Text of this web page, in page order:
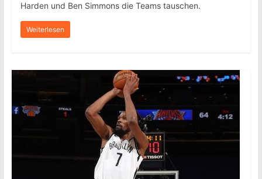
Harden und Ben Simmons die Teams tauschen.
Weiterlesen